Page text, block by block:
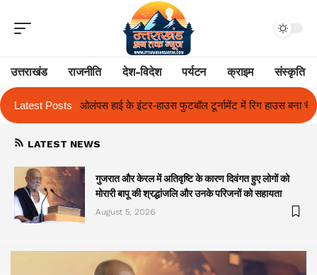
उत्तराखंड राजनीति देश-विदेश पर्यटन क्राइम संस्कृति
Latest Posts
फुटबॉल टूर्नामेंट में रिग हाउस बना चैंपियन तुलाज़ ने रचा इतिहास, संस्थान से
LATEST NEWS
गुजरात और केरल में अतिवृष्टि के कारण दिवंगत हुए लोगों को
मोरारी बापू की श्रद्धांजलि और उनके परिजनों को सहायता
August 5, 2026